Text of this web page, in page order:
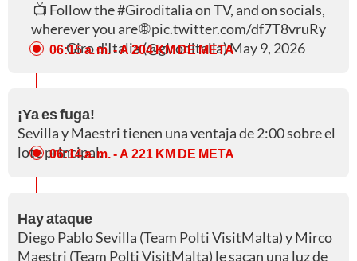
📺 Follow the#Giroditaliaon TV, and on socials,
wherever you are 🌐pic.twitter.com/df7T8vruRy
— Giro d'Italia (@giroditalia)May 9, 2026
06:15 a. m.- A 204 KM DE META
¡Ya es fuga!
Sevilla y Maestri tienen una ventaja de 2:00 sobre el
lote principal.
06:14 a. m.- A 221 KM DE META
Hay ataque
Diego Pablo Sevilla (Team Polti VisitMalta) y Mirco
Maestri (Team Polti VisitMalta) le sacan una luz de